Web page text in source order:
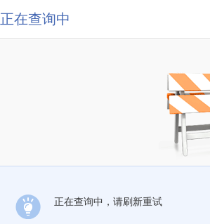
正在查询中
正在查询中，请刷新重试